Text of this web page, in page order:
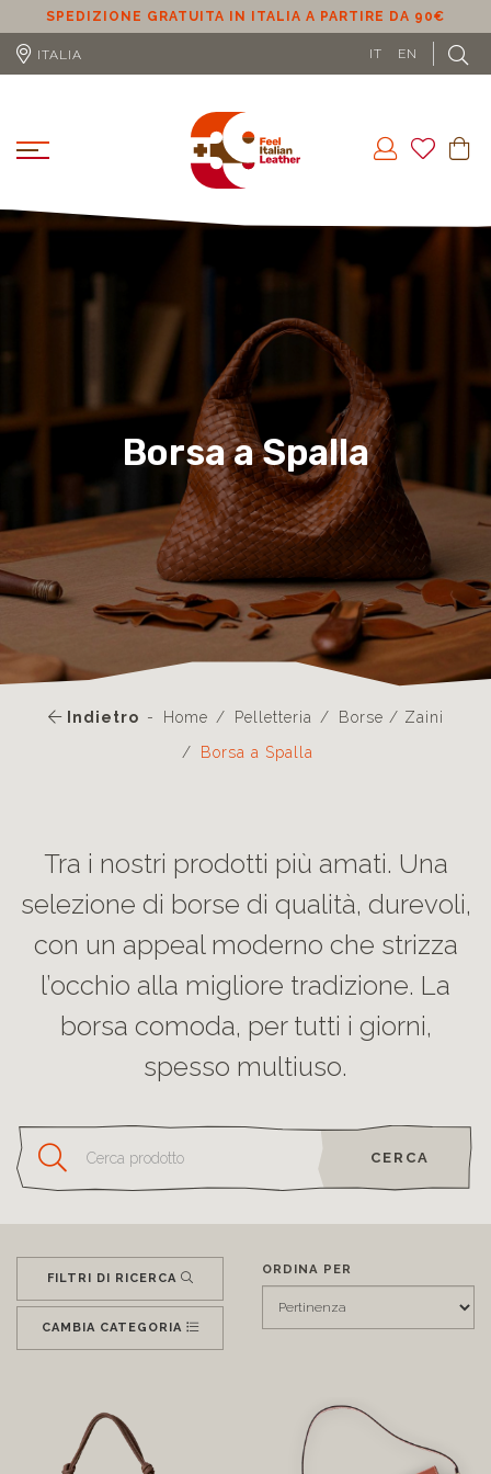
SPEDIZIONE GRATUITA IN ITALIA A PARTIRE DA 90€
ITALIA IT EN
Borsa a Spalla
Indietro Home Pelletteria
Borse / Zaini
Borsa a Spalla
Tra i nostri prodotti più amati. Una
selezione di borse di qualità, durevoli,
con un appeal moderno che strizza
l’occhio alla migliore tradizione. La
borsa comoda, per tutti i giorni,
spesso multiuso.
CERCA
FILTRI DI RICERCA
CAMBIA CATEGORIA
ORDINA PER